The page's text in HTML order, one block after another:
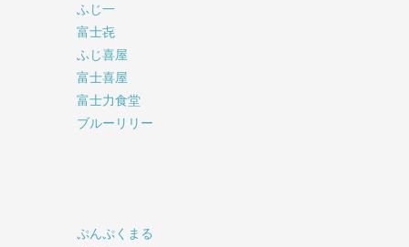
ふじ一
富士㐂
ふじ喜屋
富士喜屋
富士力食堂
ブルーリリー
ぷんぷくまる